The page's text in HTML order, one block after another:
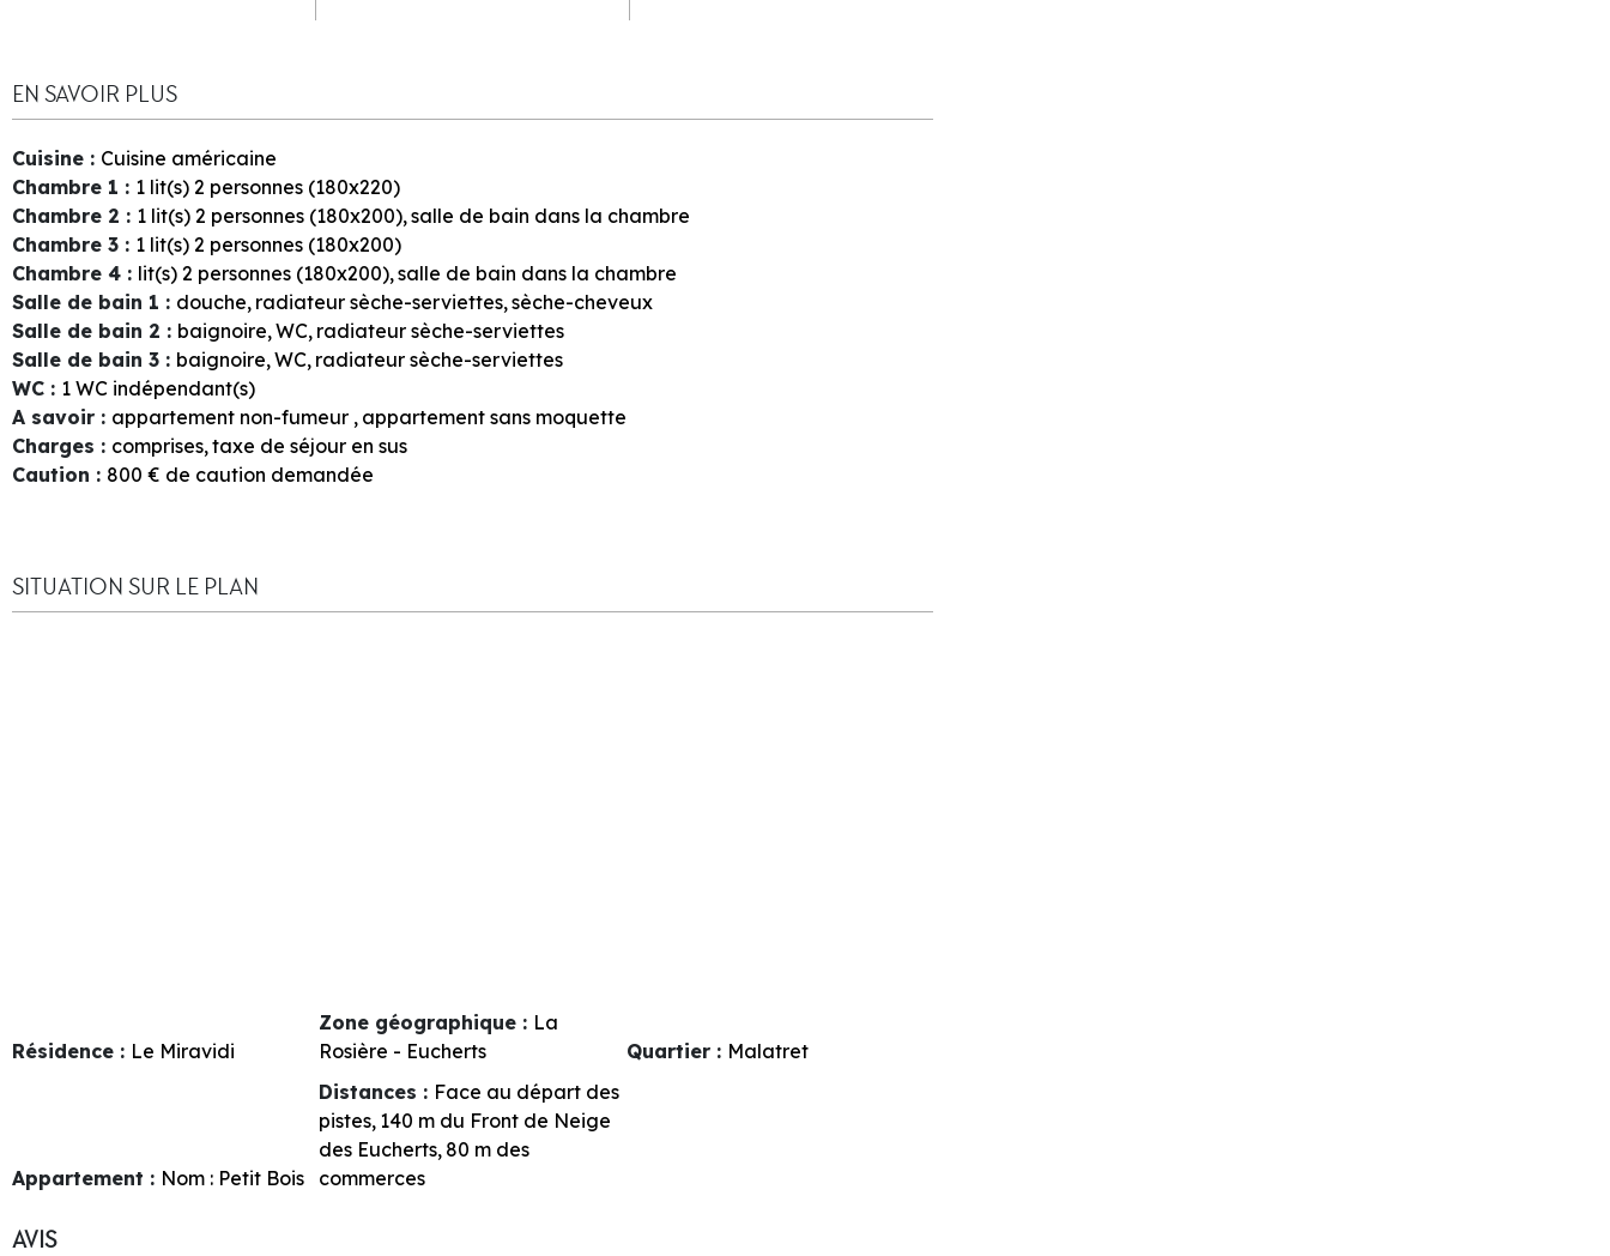
EN SAVOIR PLUS
Cuisine : Cuisine américaine
Chambre 1 : 1 lit(s) 2 personnes (180x220)
Chambre 2 : 1 lit(s) 2 personnes (180x200) salle de bain dans la chambre
Chambre 3 : 1 lit(s) 2 personnes (180x200)
Chambre 4 : lit(s) 2 personnes (180x200) salle de bain dans la chambre
Salle de bain 1 : douche radiateur sèche-serviettes sèche-cheveux
Salle de bain 2 : baignoire WC radiateur sèche-serviettes
Salle de bain 3 : baignoire WC radiateur sèche-serviettes
WC : 1 WC indépendant(s)
A savoir : appartement non-fumeur appartement sans moquette
Charges : comprises taxe de séjour en sus
Caution : 800 € de caution demandée
SITUATION SUR LE PLAN
Résidence : Le Miravidi
Zone géographique : La
Rosière - Eucherts
Quartier : Malatret
Appartement : Nom : Petit Bois
Distances : Face au départ des
pistes 140 m du Front de Neige
des Eucherts 80 m des
commerces
AVIS